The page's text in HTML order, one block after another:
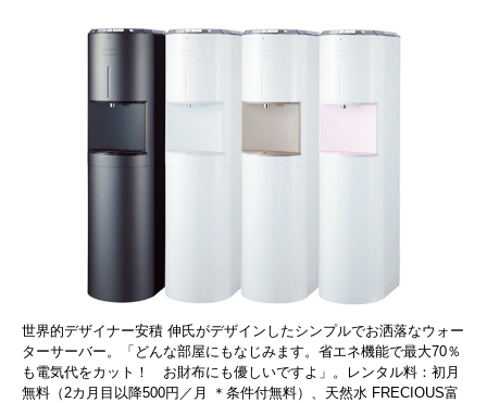
世界的デザイナー安積 伸氏がデザインしたシンプルでお洒落なウォー
ターサーバー。「どんな部屋にもなじみます。省エネ機能で最大70％
も電気代をカット！ お財布にも優しいですよ」。レンタル料：初月
無料（2カ月目以降500円／月 ＊条件付無料）、天然水 FRECIOUS富